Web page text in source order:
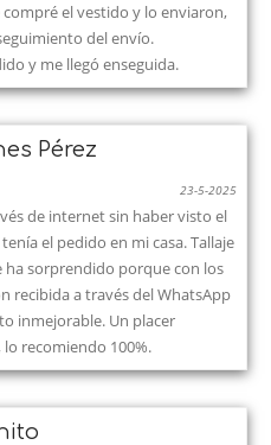
el vestido y lo enviaron,
del envío.
y me llegó enseguida.
Pérez
23-5-2025
de internet sin haber visto el
el pedido en mi casa. Tallaje
ha sorprendido porque con los
recibida a través del WhatsApp
inmejorable. Un placer
recomiendo 100%.